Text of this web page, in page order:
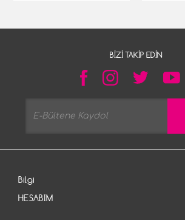
BIZI TAKIP EDIN
Bilgi
HESABIM